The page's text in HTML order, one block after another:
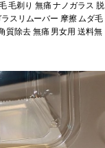
毛剃り 無痛 ナノガラス 脱
スリムーバー 摩擦 ムダ毛
質除去 無痛 男女用 送料無